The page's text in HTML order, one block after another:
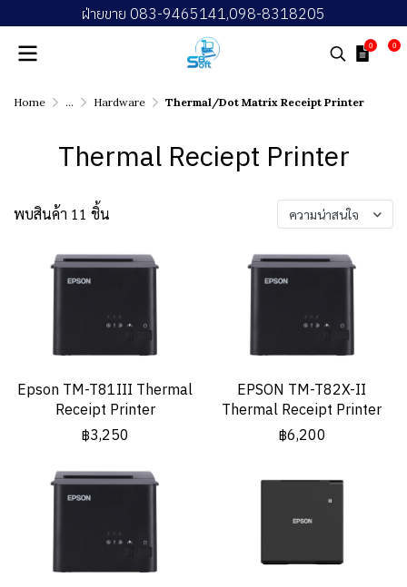
ฝ่ายขาย 083-9465141,098-8318205
0 0
Home ... Hardware Thermal/Dot Matrix Receipt Printer
Thermal Reciept Printer
พบสินค้า 11 ชิ้น ความน่าสนใจ
Epson TM-T81III Thermal
Receipt Printer
฿3,250
EPSON TM-T82X-II
Thermal Receipt Printer
฿6,200